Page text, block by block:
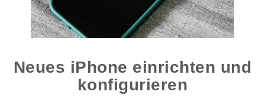
Neues iPhone einrichten und
konfigurieren